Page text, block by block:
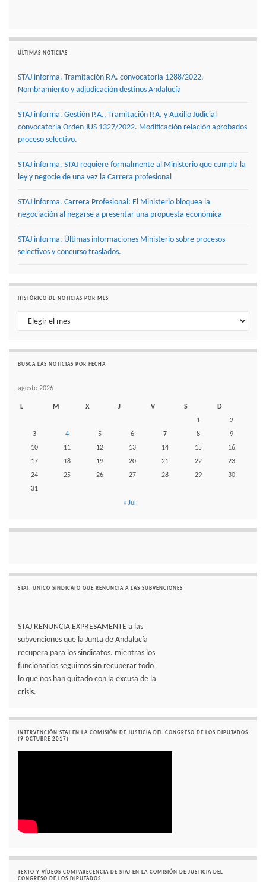
ÚLTIMAS NOTICIAS
STAJ informa. Tramitación P.A. convocatoria 1288/2022.
Nombramiento y adjudicación destinos Andalucía
STAJ informa. Gestión P.A., Tramitación P.A. y Auxilio Judicial
convocatoria Orden JUS 1327/2022. Modificación relación aprobados
proceso selectivo.
STAJ informa. STAJ requiere formalmente al Ministerio que cumpla la
ley y negocie de una vez la Carrera profesional
STAJ informa. Carrera Profesional: El Ministerio bloquea la
negociación al negarse a presentar una propuesta económica
STAJ informa. Últimas informaciones Ministerio sobre procesos
selectivos y concurso traslados.
HISTÓRICO DE NOTICIAS POR MES
Histórico de noticias por mes
BUSCA LAS NOTICIAS POR FECHA
agosto 2026
L M X J V S
D
1
2
3
4 5 6 7 8
9
10
11 12 13 14 15
16
17
18 19 20 21 22
23
24
25 26 27 28 29
30
31
« Jul
STAJ: UNICO SINDICATO QUE RENUNCIA A LAS SUBVENCIONES
STAJ RENUNCIA EXPRESAMENTE a las
subvenciones que la Junta de Andalucía
recupera para los sindicatos. mientras los
funcionarios seguimos sin recuperar todo
lo que nos han quitado con la excusa de la
crisis.
INTERVENCIÓN STAJ EN LA COMISIÓN DE JUSTICIA DEL CONGRESO DE LOS DIPUTADOS
(9 OCTUBRE 2017)
TEXTO Y VÍDEOS COMPARECENCIA DE STAJ EN LA COMISIÓN DE JUSTICIA DEL
CONGRESO DE LOS DIPUTADOS